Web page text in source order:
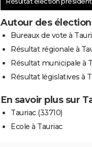
Autour des
Bureaux de vote à
Résultat régionale à
Résultat municipale à
Résultat législatives à
En savoir plus sur
Tauriac (33710)
Ecole à Tauriac